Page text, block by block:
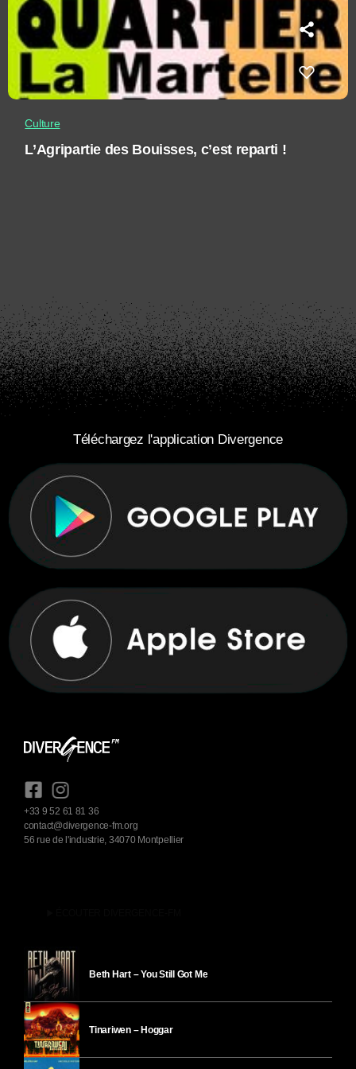
Culture
L’Agripartie des Bouisses, c’est reparti !
Téléchargez l'application Divergence
+33 9 52 61 81 36
contact@divergence-fm.org
56 rue de l'industrie, 34070 Montpellier
Beth Hart – You Still Got Me
Tinariwen – Hoggar